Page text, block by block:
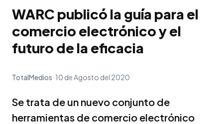
WARC publicó la guía para el
comercio electrónico y el
futuro de la eficacia
TotalMedios 10 de Agosto del 2020
Se trata de un nuevo conjunto de
herramientas de comercio electrónico